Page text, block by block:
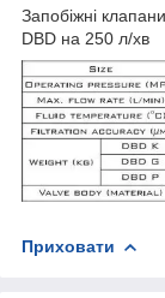
Запобіжні
DBD на 250 л/хв
Приховати